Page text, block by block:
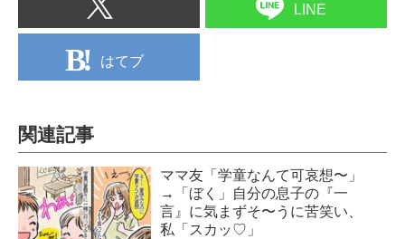
LINE
はてブ
関連記事
ママ友「学童なんて可哀想〜」
→「ぼく」自分の息子の『一
言』に気まずそ〜うに苦笑い、
私「スカッ♡」